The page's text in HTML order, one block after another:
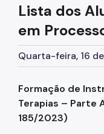
Dúvidas
Formações da
Formações
Como se
Lista dos
em
Quarta-feira, 16
Formação de
Terapias – Parte
185/2023)